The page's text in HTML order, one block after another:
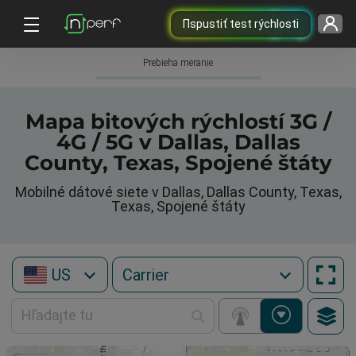
Пspustiť test rýchlosti
Prebieha meranie
Mapa bitových rýchlostí 3G /
4G / 5G v Dallas, Dallas
County, Texas, Spojené štáty
Mobilné dátové siete v Dallas, Dallas County, Texas,
Texas, Spojené štáty
US